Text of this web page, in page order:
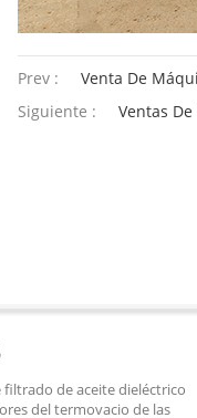
Prev :
Venta De
Siguiente :
Ventas
filtrado de aceite dieléctrico
del termovacio de las